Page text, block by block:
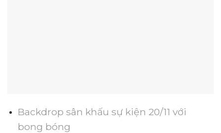
Backdrop sân khấu sự kiện 20/11 với
bong bóng